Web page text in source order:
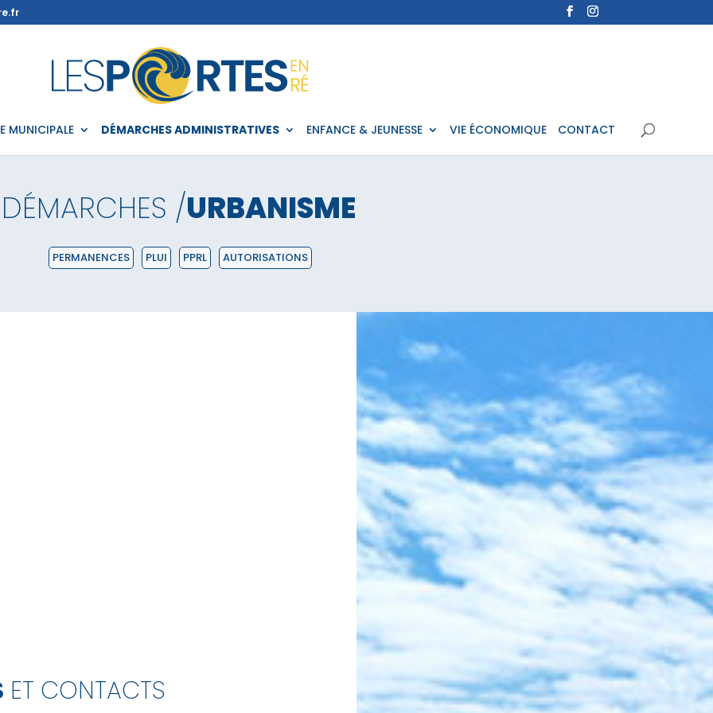
MUNICIPALE DÉMARCHES ADMINISTRATIVES ENFANCE & JEUNESSE VIE ÉCONOMIQUE CONTACT
DÉMARCHES /URBANISME
PERMANENCES PLUI PPRL AUTORISATIONS
ET CONTACTS